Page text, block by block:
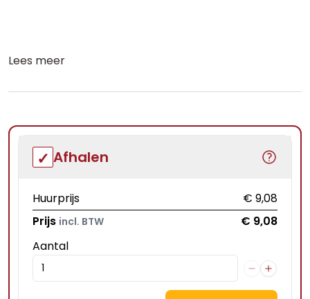
Lees meer
Afhalen
Huurprijs
€ 9,08
Prijs incl. BTW
€ 9,08
Aantal